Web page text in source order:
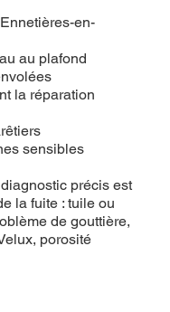
en-
au plafond
la réparation
sensibles
précis est
la fuite : tuile ou
de gouttière,
porosité